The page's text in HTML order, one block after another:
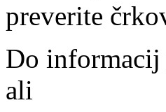
preverite
Do
ali